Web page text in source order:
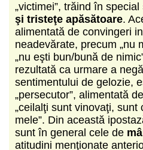
„victimei”, trăind în special
şi tristeţe apăsătoare.
alimentată de convingeri
neadevărate, precum „nu
„nu eşti bun/bună de
rezultată ca urmare a
sentimentului de gelozie,
„persecutor”, alimentată
„ceilalţi sunt vinovaţi, sunt
mele”. Din această
sunt în general cele de
atitudini menţionate